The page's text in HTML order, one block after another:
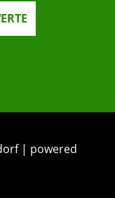
| powered